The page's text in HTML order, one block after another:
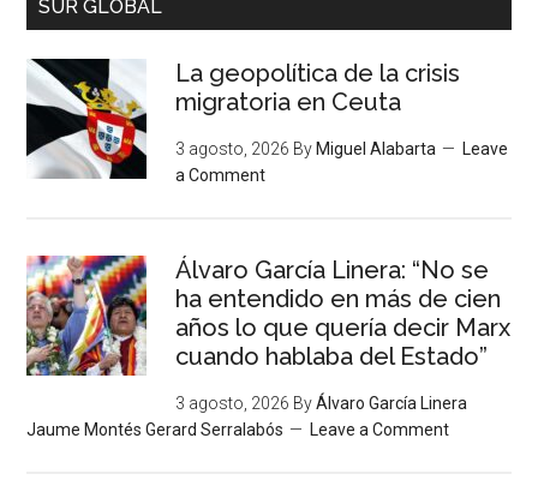
SUR GLOBAL
La geopolítica de la crisis
migratoria en Ceuta
3 agosto, 2026 By Miguel Alabarta
Leave
a Comment
Álvaro García Linera: “No se
ha entendido en más de cien
años lo que quería decir Marx
cuando hablaba del Estado”
3 agosto, 2026 ByÁlvaro García Linera
Jaume Montés Gerard Serralabós
Leave a Comment